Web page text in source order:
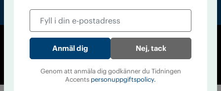
© Tidningen Accent 2026
Cookiepolicy
Personuppgiftspolicy
Nej, tack
Genom att anmäla dig godkänner du Tidningen
Accents personuppgiftspolicy.